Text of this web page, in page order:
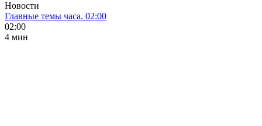
Новости
Главные темы часа. 02:00
02:00
4 мин